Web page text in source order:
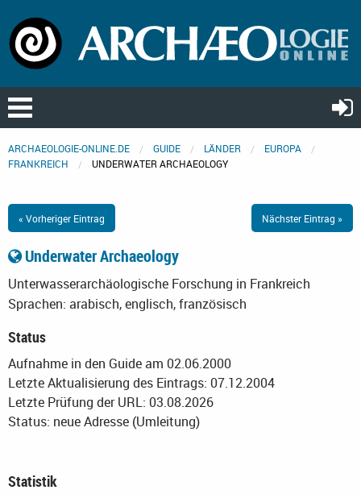
ARCHAEOLOGIE-ONLINE.DE GUIDE LÄNDER
EUROPA
FRANKREICH
UNDERWATER ARCHAEOLOGY
« Vorheriger Eintrag Nächster Eintrag »
Underwater Archaeology
Unterwasserarchäologische Forschung in Frankreich
Sprachen: arabisch, englisch, französisch
Status
Aufnahme in den Guide am 02.06.2000
Letzte Aktualisierung des Eintrags: 07.12.2004
Letzte Prüfung der URL: 03.08.2026
Status: neue Adresse (Umleitung)
Statistik